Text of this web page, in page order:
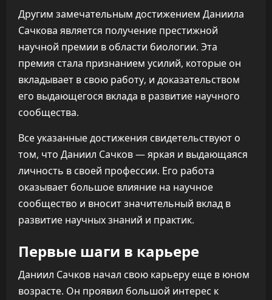
Другим замечательным достижением Даниила
Сачкова является получение престижной
научной премии в области биологии. Эта
премия стала признанием усилий, которые он
вкладывает в свою работу, и доказательством
его выдающегося вклада в развитие научного
сообщества.
Все указанные достижения свидетельствуют о
том, что Даниил Сачков — яркая и выдающаяся
личность в своей профессии. Его работа
оказывает большое влияние на научное
сообщество и вносит значительный вклад в
развитие научных знаний и практик.
Первые шаги в карьере
Даниил Сачков начал свою карьеру еще в юном
возрасте. Он проявил большой интерес к